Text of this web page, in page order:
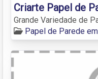
Criarte Papel de
Grande Variedade de
Papel de Parede